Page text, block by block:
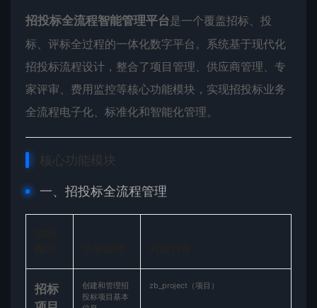
​招投标全流程智能管理平台​​是一个覆盖招标、投
标、评标全过程的一体化数字平台。系统基于现代化
招投标流程设计，整合了项目管理、供应商管理、专
家评审、费用监控等核心功能模块，实现招投标业务
全流程电子化、标准化和智能化管理。
核心功能模块
一、招投标全流程管理
​招标
创建和管理招
投标项目基本
zb_project（项目）